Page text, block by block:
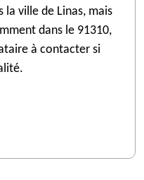
la ville de Linas, mais
dans le 91310,
à contacter si